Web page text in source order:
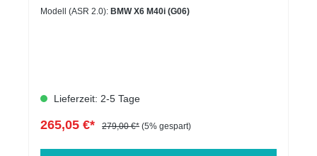
Modell (ASR 2.0): BMW X6 M40i (G06)
Lieferzeit: 2-5 Tage
265,05 €* 279,00 €* (5% gespart)